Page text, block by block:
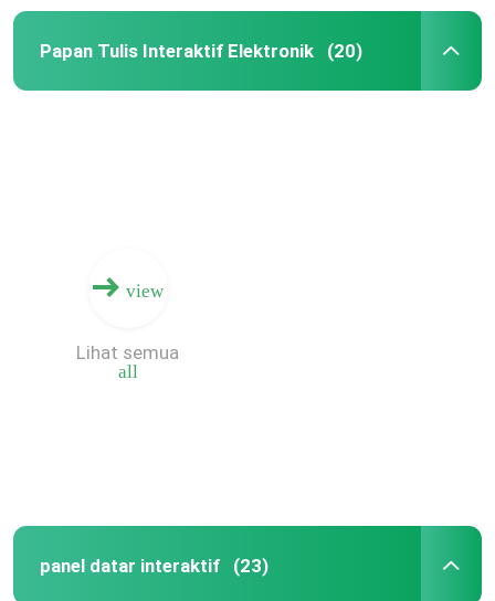
Papan Tulis Interaktif Elektronik (20)
view
all
Lihat semua
panel datar interaktif (23)